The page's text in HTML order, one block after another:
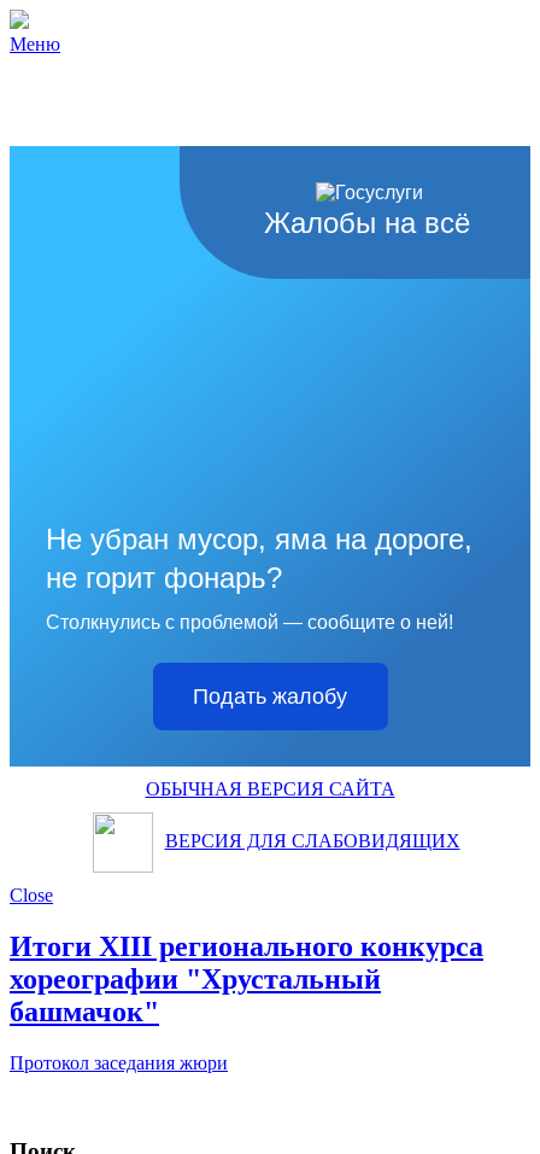
Меню
Жалобы на всё
Не убран мусор, яма на дороге,
не горит фонарь?
Столкнулись с проблемой — сообщите о ней!
Подать жалобу
ОБЫЧНАЯ ВЕРСИЯ САЙТА
ВЕРСИЯ ДЛЯ СЛАБОВИДЯЩИХ
Close
Итоги XIII регионального конкурса
хореографии "Хрустальный
башмачок"
Протокол заседания жюри